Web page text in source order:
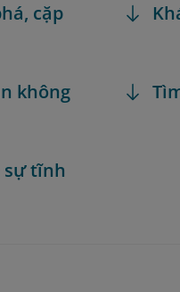
cặp
không
sự tĩnh